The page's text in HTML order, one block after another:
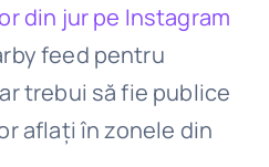
din jur pe Instagram
feed pentru
trebui să fie publice
aflați în zonele din